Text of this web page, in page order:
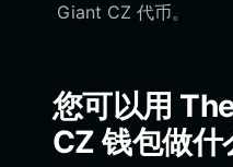
Giant CZ 代币。
您可以用
CZ 钱包做什